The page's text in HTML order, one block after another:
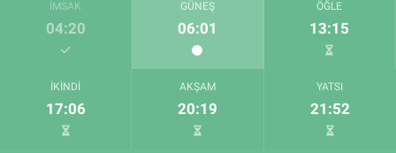
İMSAK
04:20
GÜNEŞ
06:01
ÖĞLE
13:15
İKINDI
17:06
AKŞAM
20:19
YATSI
21:52